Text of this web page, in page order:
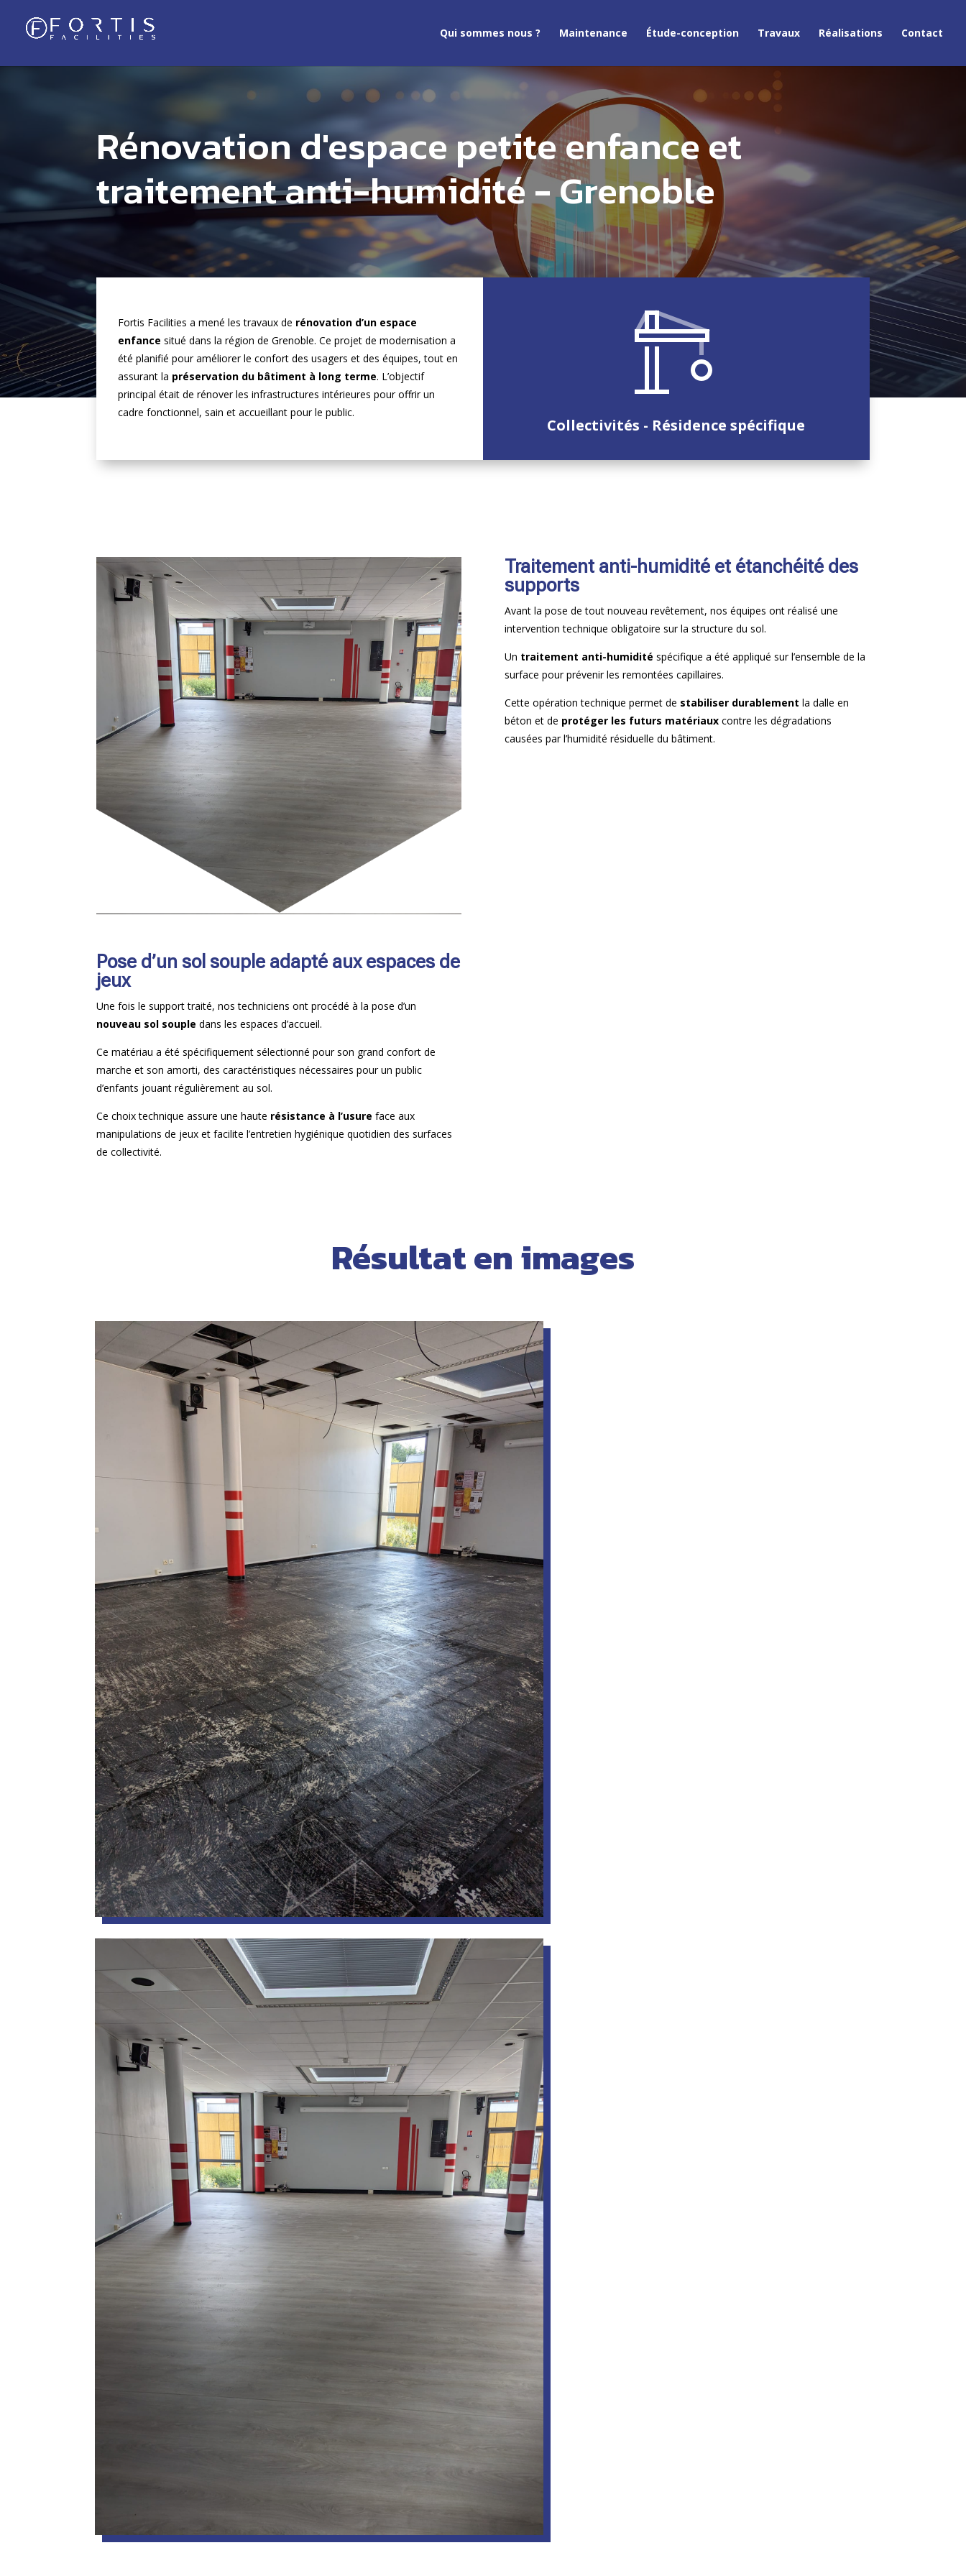
Qui sommes nous ? Maintenance Étude-conception Travaux Réalisations Contact
Rénovation d'espace petite enfance et
traitement anti-humidité - Grenoble
Fortis Facilities a mené les travaux de rénovation d’un espace
enfance situé dans la région de Grenoble. Ce projet de modernisation a
été planifié pour améliorer le confort des usagers et des équipes, tout en
assurant la préservation du bâtiment à long terme. L’objectif
principal était de rénover les infrastructures intérieures pour offrir un
cadre fonctionnel, sain et accueillant pour le public.
Collectivités - Résidence spécifique
Traitement anti-humidité et étanchéité des
supports
Avant la pose de tout nouveau revêtement, nos équipes ont réalisé une
intervention technique obligatoire sur la structure du sol.
Un traitement anti-humidité spécifique a été appliqué sur l’ensemble de la
surface pour prévenir les remontées capillaires.
Cette opération technique permet de stabiliser durablement la dalle en
béton et de protéger les futurs matériauxcontre les dégradations
causées par l’humidité résiduelle du bâtiment.
Pose d’un sol souple adapté aux espaces de
jeux
Une fois le support traité, nos techniciens ont procédé à la pose d’un
nouveau sol souple dans les espaces d’accueil.
Ce matériau a été spécifiquement sélectionné pour son grand confort de
marche et son amorti, des caractéristiques nécessaires pour un public
d’enfants jouant régulièrement au sol.
Ce choix technique assure une haute résistance à l’usure face aux
manipulations de jeux et facilite l’entretien hygiénique quotidien des surfaces
de collectivité.
Résultat en images